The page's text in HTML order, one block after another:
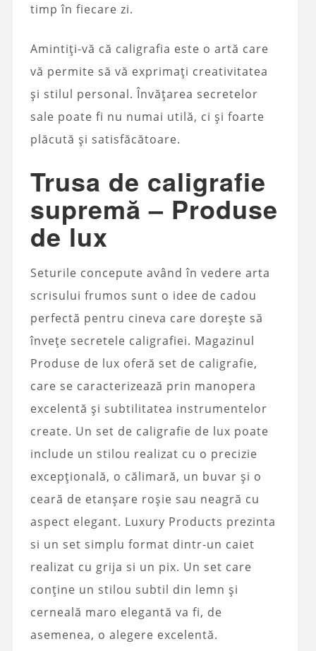
timp în fiecare zi.
Amintiți-vă că caligrafia este o artă care
vă permite să vă exprimați creativitatea
și stilul personal. Învățarea secretelor
sale poate fi nu numai utilă, ci și foarte
plăcută și satisfăcătoare.
Trusa de caligrafie
supremă – Produse
de lux
Seturile concepute având în vedere arta
scrisului frumos sunt o idee de cadou
perfectă pentru cineva care dorește să
învețe secretele caligrafiei. Magazinul
Produse de lux oferă set de caligrafie,
care se caracterizează prin manopera
excelentă și subtilitatea instrumentelor
create. Un set de caligrafie de lux poate
include un stilou realizat cu o precizie
excepțională, o călimară, un buvar și o
ceară de etanșare roșie sau neagră cu
aspect elegant. Luxury Products prezinta
si un set simplu format dintr-un caiet
realizat cu grija si un pix. Un set care
conține un stilou subtil din lemn și
cerneală maro elegantă va fi, de
asemenea, o alegere excelentă.